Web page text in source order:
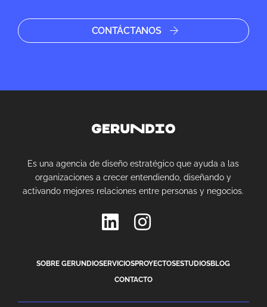
CONTÁCTANOS
Es una agencia de diseño estratégico que ayuda a las
organizaciones a crecer entendiendo, diseñando y
activando mejores relaciones entre personas y negocios.
SOBRE GERUNDIOSERVICIOSPROYECTOSESTUDIOSBLOG
CONTACTO